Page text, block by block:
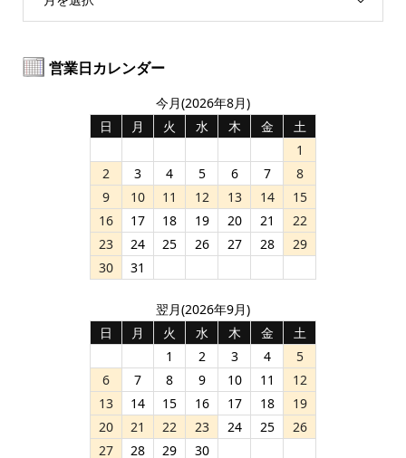
営業日カレンダー
今月(2026年8月)
日
月 火 水 木 金
土
1
2
3 4 5 6 7
8
9
10 11 12 13 14
15
16
17 18 19 20 21
22
23
24 25 26 27 28
29
30
31
翌月(2026年9月)
日
月 火 水 木 金
土
1
2 3 4
5
6
7 8 9 10 11
12
13
14 15 16 17 18
19
20
21 22 23 24 25
26
27
28 29 30